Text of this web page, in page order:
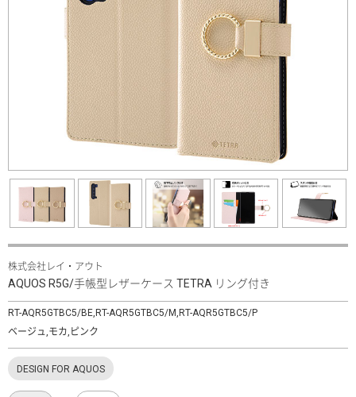
株式会社レイ・アウト
AQUOS R5G/手帳型レザーケース TETRA リング付き
RT-AQR5GTBC5/BE,RT-AQR5GTBC5/M,RT-AQR5GTBC5/P
ベージュ,モカ,ピンク
DESIGN FOR AQUOS